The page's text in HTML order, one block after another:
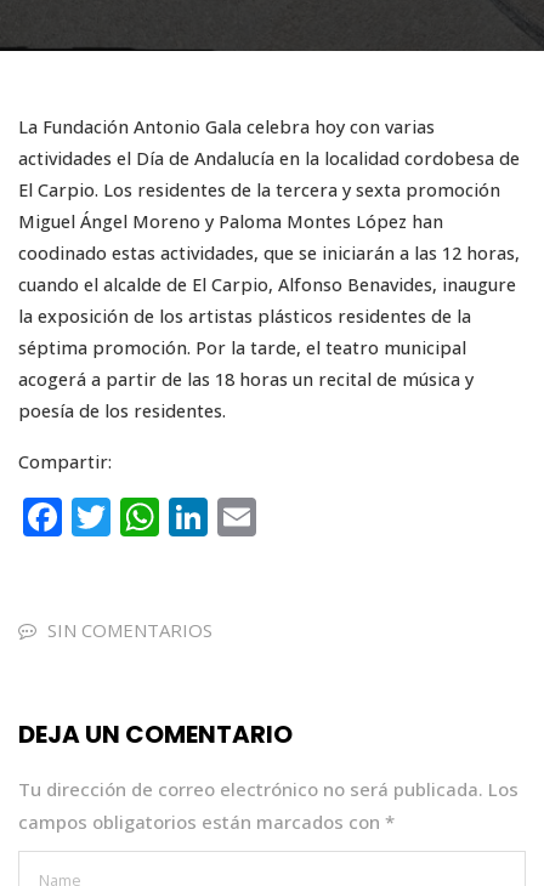
La Fundación Antonio Gala celebra hoy con varias
actividades el Día de Andalucía en la localidad cordobesa de
El Carpio. Los residentes de la tercera y sexta promoción
Miguel Ángel Moreno y Paloma Montes López han
coodinado estas actividades, que se iniciarán a las 12 horas,
cuando el alcalde de El Carpio, Alfonso Benavides, inaugure
la exposición de los artistas plásticos residentes de la
séptima promoción. Por la tarde, el teatro municipal
acogerá a partir de las 18 horas un recital de música y
poesía de los residentes.
Compartir:
F
e
o
k
T
te
W
ts
p
Li
e
SIN COMENTARIOS
DEJA UN COMENTARIO
Tu dirección de correo electrónico no será publicada. Los
campos obligatorios están marcados con *